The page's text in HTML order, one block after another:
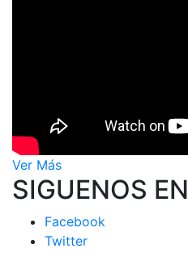
Ver Más
SIGUENOS EN
Facebook
Twitter